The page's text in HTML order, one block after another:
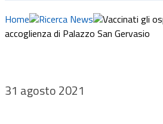
Eventi
Progetti
Home Ricerca News
Vaccinati gli
accoglienza di Palazzo San Gervasio
31 agosto 2021